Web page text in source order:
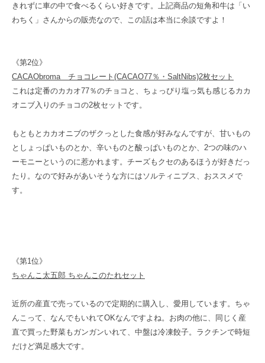
きれずに車の中で食べるくらい好きです。上記商品の短角和牛は「い
わちく」さんからの販売なので、この話は本当に余談ですよ！
《第2位》
CACAObroma チョコレート(CACAO77％・SaltNibs)2枚セット
これは定番のカカオ77％のチョコと、ちょっぴり塩っ気も感じるカカ
オニブ入りのチョコの2枚セットです。
もともとカカオニブのザクっとした食感が好みなんですが、甘いもの
としょっぱいものとか、辛いものと酸っぱいものとか、2つの味のハ
ーモニーというのに惹かれます。チーズもクセのあるほうが好きだっ
たり。なので好みがあいそうな方にはソルティニブス、おススメで
す。
《第1位》
ちゃんこ太五郎 ちゃんこのたれセット
近所の産直で売っているので定期的に購入し、愛用しています。ちゃ
んこって、なんでもいれてOKなんですよね。お肉の他に、同じく産
直で買った野菜もガンガンいれて、中盤は冷凍餃子。ラクチンで時短
だけど満足感大です。